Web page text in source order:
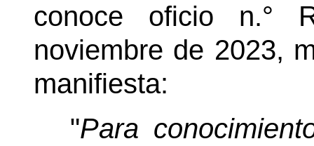
conoce oficio n.°
noviembre de 2023,
manifiesta:
"Para